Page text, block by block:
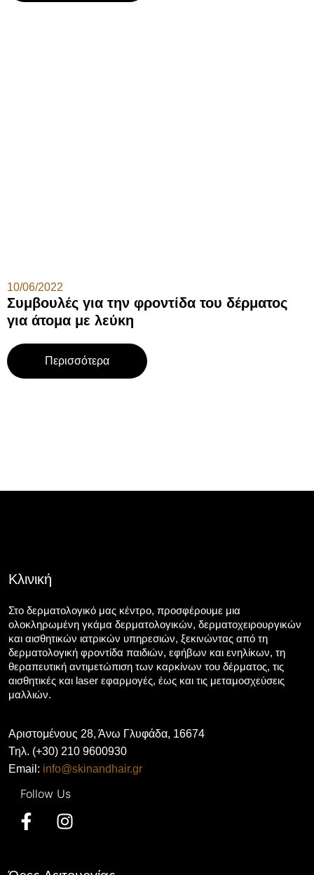
Συμβουλές για την φροντίδα του δέρματος
για άτομα με λεύκη
10/06/2022
Περισσότερα
Κλινική
Στο δερματολογικό μας κέντρο, προσφέρουμε μια
ολοκληρωμένη γκάμα δερματολογικών, δερματοχειρουργικών
και αισθητικών ιατρικών υπηρεσιών, ξεκινώντας από τη
δερματολογική φροντίδα παιδιών, εφήβων και ενηλίκων, τη
θεραπευτική αντιμετώπιση των καρκίνων του δέρματος, τις
αισθητικές και laser εφαρμογές, έως και τις μεταμοσχεύσεις
μαλλιών.
Αριστομένους 28, Άνω Γλυφάδα, 16674
Τηλ. (+30) 210 9600930
Email: info@skinandhair.gr